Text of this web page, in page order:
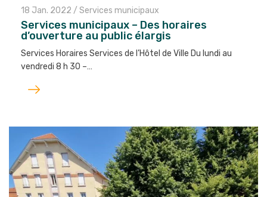
18 Jan. 2022 / Services municipaux
Services municipaux – Des horaires
d’ouverture au public élargis
Services Horaires Services de l’Hôtel de Ville Du lundi au
vendredi 8 h 30 –…
Lire
l'article